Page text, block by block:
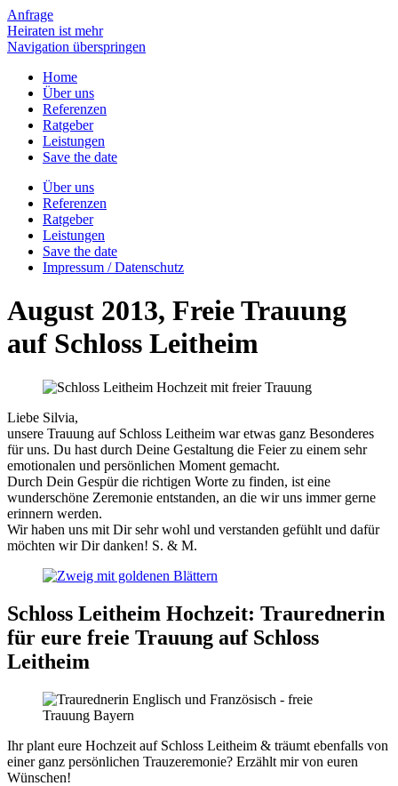
Anfrage
Heiraten ist mehr
Navigation überspringen
Home
Über uns
Referenzen
Ratgeber
Leistungen
Save the date
Über uns
Referenzen
Ratgeber
Leistungen
Save the date
Impressum / Datenschutz
August 2013, Freie Trauung
auf Schloss Leitheim
Liebe Silvia,
unsere Trauung auf Schloss Leitheim war etwas ganz Besonderes
für uns. Du hast durch Deine Gestaltung die Feier zu einem sehr
emotionalen und persönlichen Moment gemacht.
Durch Dein Gespür die richtigen Worte zu finden, ist eine
wunderschöne Zeremonie entstanden, an die wir uns immer gerne
erinnern werden.
Wir haben uns mit Dir sehr wohl und verstanden gefühlt und dafür
möchten wir Dir danken! S. & M.
Schloss Leitheim Hochzeit: Traurednerin
für eure freie Trauung auf Schloss
Leitheim
Ihr plant eure Hochzeit auf Schloss Leitheim & träumt ebenfalls von
einer ganz persönlichen Trauzeremonie? Erzählt mir von euren
Wünschen!